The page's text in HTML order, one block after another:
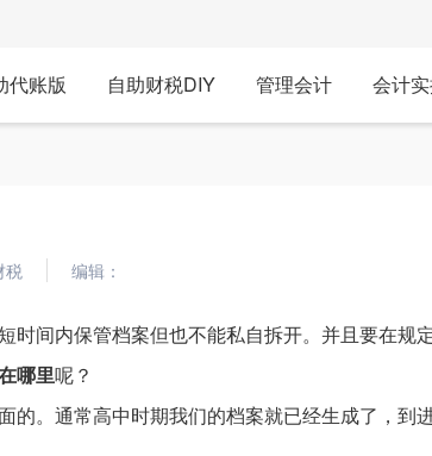
代账版 自助财税DIY 管理会计 会计
税 编辑：
时间内保管档案但也不能私自拆开。并且要在规
哪里呢？
的。通常高中时期我们的档案就已经生成了，到